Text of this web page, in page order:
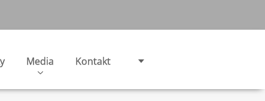
Media Kontakt